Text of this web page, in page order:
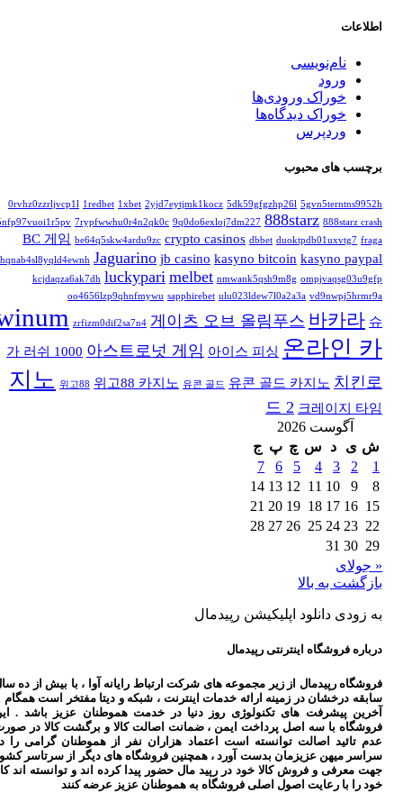
اطلاعات
نام‌نویسی
ورود
خوراک ورودی‌ها
خوراک دیدگاه‌ها
وردپرس
برچسب های محبوب
0rvhz0zzrljvcp1l 1redbet 1xbet 2yjd7eytjmk1kocz 5dk59gfgzhp26l 5gvn5terntns9952h
7rypfwwhu0r4n2qk0c 9q0do6exloj7dm227 888starz 888starz crash
BC 게임 be64q5skw4ardu9zc crypto casinos dbbet duoktpdb01uxvtg7 fraga
hqnab4sl8yqld4ewnh Jaguarino jb casino kasyno bitcoin kasyno paypal
kcjdaqza6ak7dh luckypari melbet nmwank5qsh9m8g ompjvaqsg03u9gfp
oo4656lzp9qhnfmywu sapphirebet ulu023ldew7l0a2a3a vd9nwpj5hrmr9a
zrfizm0dif2sa7n4 게이츠 오브 올림푸스 바카라 슈
가 러쉬 1000 아스트로넛 게임 아이스 피싱 온라인 카
지노
위고88 위고88 카지노 유콘 골드 유콘 골드 카지노 치킨로
드 2 크레이지 타임
آگوست 2026
ش ی د س چ پ ج
1
2
3
4
5
6
7
8
9
10
11
12
13
14
15
16
17
18
19
20
21
22
23
24
25
26
27
28
29
30
31
« جولای
بازگشت به بالا
به زودی دانلود اپلیکیشن رپیدمال
درباره فروشگاه اینترنتی رپیدمال
فروشگاه رپیدمال از زیر مجموعه های شرکت ارتباط رایانه آوا ، با بیش از ده
سابقه درخشان در زمینه ارائه خدمات اینترنت ، شبکه و دیتا مفتخر است همگام
آخرین پیشرفت های تکنولوژی روز دنیا در خدمت هموطنان عزیز باشد .
فروشگاه با سه اصل پرداخت ایمن ، ضمانت اصالت کالا و برگشت کالا در
عدم تائید اصالت توانسته است اعتماد هزاران نفر از هموطنان گرامی را
سراسر میهن عزیزمان بدست آورد ، همچنین فروشگاه های دیگر از سرتاسر
جهت معرفی و فروش کالا خود در رپید مال حضور پیدا کرده اند و توانسته اند
خود را با رعایت اصول اصلی فروشگاه به هموطنان عزیز عرضه کنند